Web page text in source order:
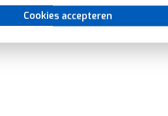
Cookies accepteren